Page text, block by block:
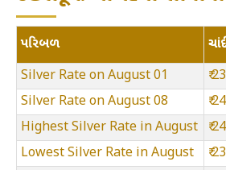
પરિબળ
Silver Rate on August 01
₹
Silver Rate on August 08
₹
Highest Silver Rate in August
₹
Lowest Silver Rate in August
₹